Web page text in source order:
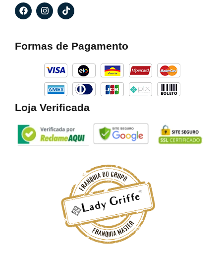
F
a
c
o
I
n
s
g
a
m
T
i
k
k
Formas de Pagamento
Loja Verificada